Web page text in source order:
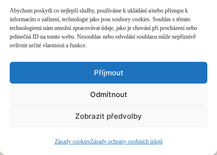
Abychom poskytli co nejlepší služby, používáme k ukládání a/nebo přístupu k
informacím o zařízení, technologie jako jsou soubory cookies. Souhlas s těmito
technologiemi nám umožní zpracovávat údaje, jako je chování při procházení nebo
jedinečná ID na tomto webu. Nesouhlas nebo odvolání souhlasu může nepříznivě
ovlivnit určité vlastnosti a funkce.
Příjmout
Odmítnout
Zobrazit předvolby
Zásady cookiesZásady ochrany osobních údajů
ČASOPIS O JINÉ HUDBĚ | vydáváHudební informační středisko
založeno 2001 | Kontaktujte nás: info@hisvoice.cz
©2026 HISvoice – design a admin
Atelier Dokument